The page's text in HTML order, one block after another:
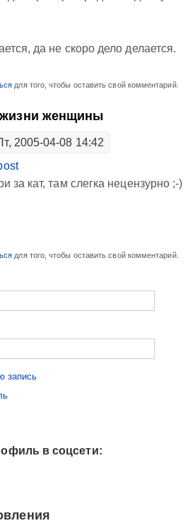
да не скоро дело делается.
для того, чтобы оставить свой комментарий.
женщины
2005-04-08 14:42
за кат, там слегка нецензурно ;-)
для того, чтобы оставить свой комментарий.
запись
в соцсети: